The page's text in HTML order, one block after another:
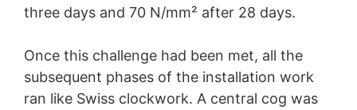
three days and 70 N/mm² after 28 days.
Once this challenge had been met, all the
subsequent phases of the installation work
ran like Swiss clockwork. A central cog was